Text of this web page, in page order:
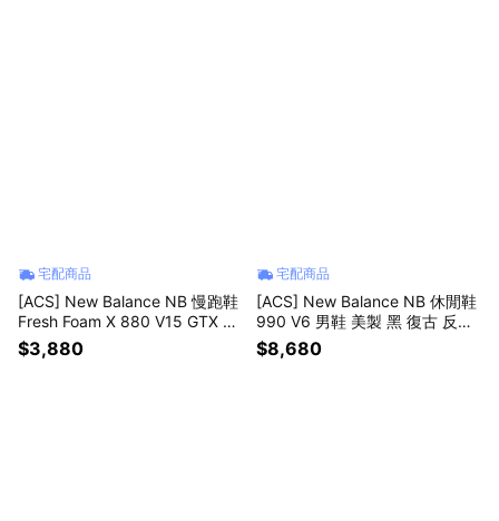
宅配商品
[ACS] New Balance NB 慢跑鞋
Fresh Foam X 880 V15 GTX 2E
寬楦 男鞋 黑 防水 緩震 運動鞋
M880GB15-2E
$3,880
宅配商品
[ACS] New Balance NB 休閒鞋
990 V6 男鞋 美製 黑 復古 反光
NB 紐巴倫 U990BB6-D
$8,680